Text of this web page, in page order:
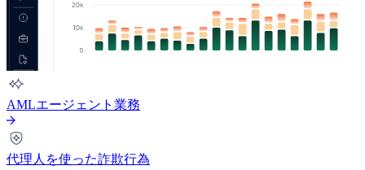
AMLエージェント業務
代理人を使った詐欺行為